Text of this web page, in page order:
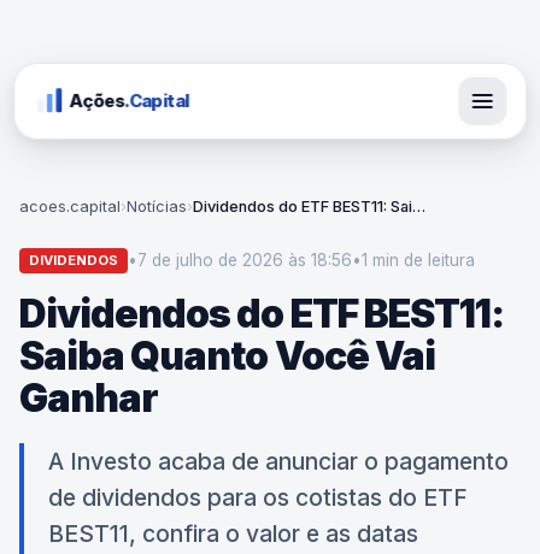
Ações.Capital
acoes.capital›Notícias› Dividendos do ETF BEST11: Saiba Quanto Você Vai Ganhar
DIVIDENDOS •7 de julho de 2026 às 18:56•1 min de leitura
Dividendos do ETF BEST11:
Saiba Quanto Você Vai
Ganhar
A Investo acaba de anunciar o pagamento
de dividendos para os cotistas do ETF
BEST11, confira o valor e as datas